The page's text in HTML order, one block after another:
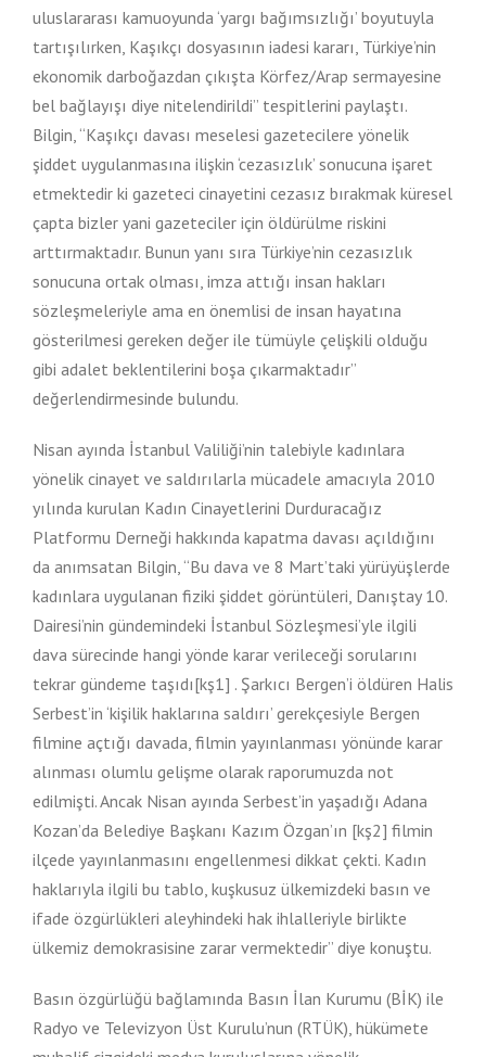
uluslararası kamuoyunda ‘yargı bağımsızlığı’ boyutuyla
tartışılırken, Kaşıkçı dosyasının iadesi kararı, Türkiye’nin
ekonomik darboğazdan çıkışta Körfez/Arap sermayesine
bel bağlayışı diye nitelendirildi” tespitlerini paylaştı.
Bilgin, “Kaşıkçı davası meselesi gazetecilere yönelik
şiddet uygulanmasına ilişkin ‘cezasızlık’ sonucuna işaret
etmektedir ki gazeteci cinayetini cezasız bırakmak küresel
çapta bizler yani gazeteciler için öldürülme riskini
arttırmaktadır. Bunun yanı sıra Türkiye’nin cezasızlık
sonucuna ortak olması, imza attığı insan hakları
sözleşmeleriyle ama en önemlisi de insan hayatına
gösterilmesi gereken değer ile tümüyle çelişkili olduğu
gibi adalet beklentilerini boşa çıkarmaktadır”
değerlendirmesinde bulundu.
Nisan ayında İstanbul Valiliği’nin talebiyle kadınlara
yönelik cinayet ve saldırılarla mücadele amacıyla 2010
yılında kurulan Kadın Cinayetlerini Durduracağız
Platformu Derneği hakkında kapatma davası açıldığını
da anımsatan Bilgin, “Bu dava ve 8 Mart’taki yürüyüşlerde
kadınlara uygulanan fiziki şiddet görüntüleri, Danıştay 10.
Dairesi’nin gündemindeki İstanbul Sözleşmesi’yle ilgili
dava sürecinde hangi yönde karar verileceği sorularını
tekrar gündeme taşıdı[kş1] . Şarkıcı Bergen’i öldüren Halis
Serbest’in ‘kişilik haklarına saldırı’ gerekçesiyle Bergen
filmine açtığı davada, filmin yayınlanması yönünde karar
alınması olumlu gelişme olarak raporumuzda not
edilmişti. Ancak Nisan ayında Serbest’in yaşadığı Adana
Kozan’da Belediye Başkanı Kazım Özgan’ın [kş2] filmin
ilçede yayınlanmasını engellenmesi dikkat çekti. Kadın
haklarıyla ilgili bu tablo, kuşkusuz ülkemizdeki basın ve
ifade özgürlükleri aleyhindeki hak ihlalleriyle birlikte
ülkemiz demokrasisine zarar vermektedir” diye konuştu.
Basın özgürlüğü bağlamında Basın İlan Kurumu (BİK) ile
Radyo ve Televizyon Üst Kurulu’nun (RTÜK), hükümete